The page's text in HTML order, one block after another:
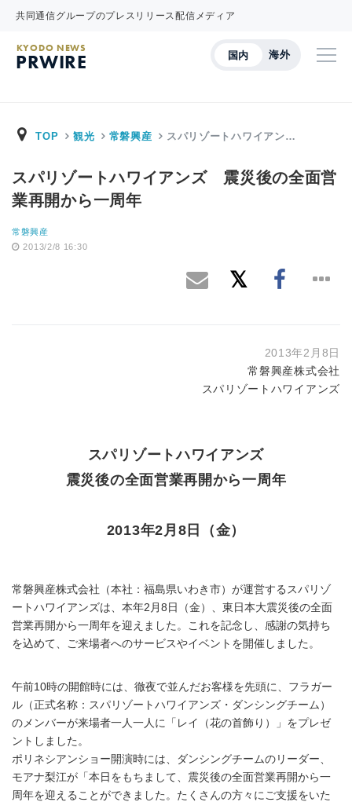
共同通信グループのプレスリリース配信メディア
国内 海外
KYODO NEWS
PRWIRE
TOP 観光 常磐興産 スパリゾートハワイアン…
スパリゾートハワイアンズ 震災後の全面営
業再開から一周年
常磐興産
2013/2/8 16:30
2013年2月8日
常磐興産株式会社
スパリゾートハワイアンズ
スパリゾートハワイアンズ
震災後の全面営業再開から一周年
2013年2月8日（金）
常磐興産株式会社（本社：福島県いわき市）が運営するスパリゾ
ートハワイアンズは、本年2月8日（金）、東日本大震災後の全面
営業再開から一周年を迎えました。これを記念し、感謝の気持ち
を込めて、ご来場者へのサービスやイベントを開催しました。
午前10時の開館時には、徹夜で並んだお客様を先頭に、フラガー
ル（正式名称：スパリゾートハワイアンズ・ダンシングチーム）
のメンバーが来場者一人一人に「レイ（花の首飾り）」をプレゼ
ントしました。
ポリネシアンショー開演時には、ダンシングチームのリーダー、
モアナ梨江が「本日をもちまして、震災後の全面営業再開から一
周年を迎えることができました。たくさんの方々にご支援をいた